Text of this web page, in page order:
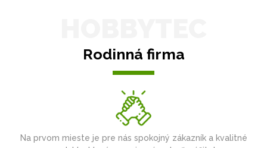
Rodinná firma
Na prvom mieste je pre nás spokojný zákazník a kvalitné